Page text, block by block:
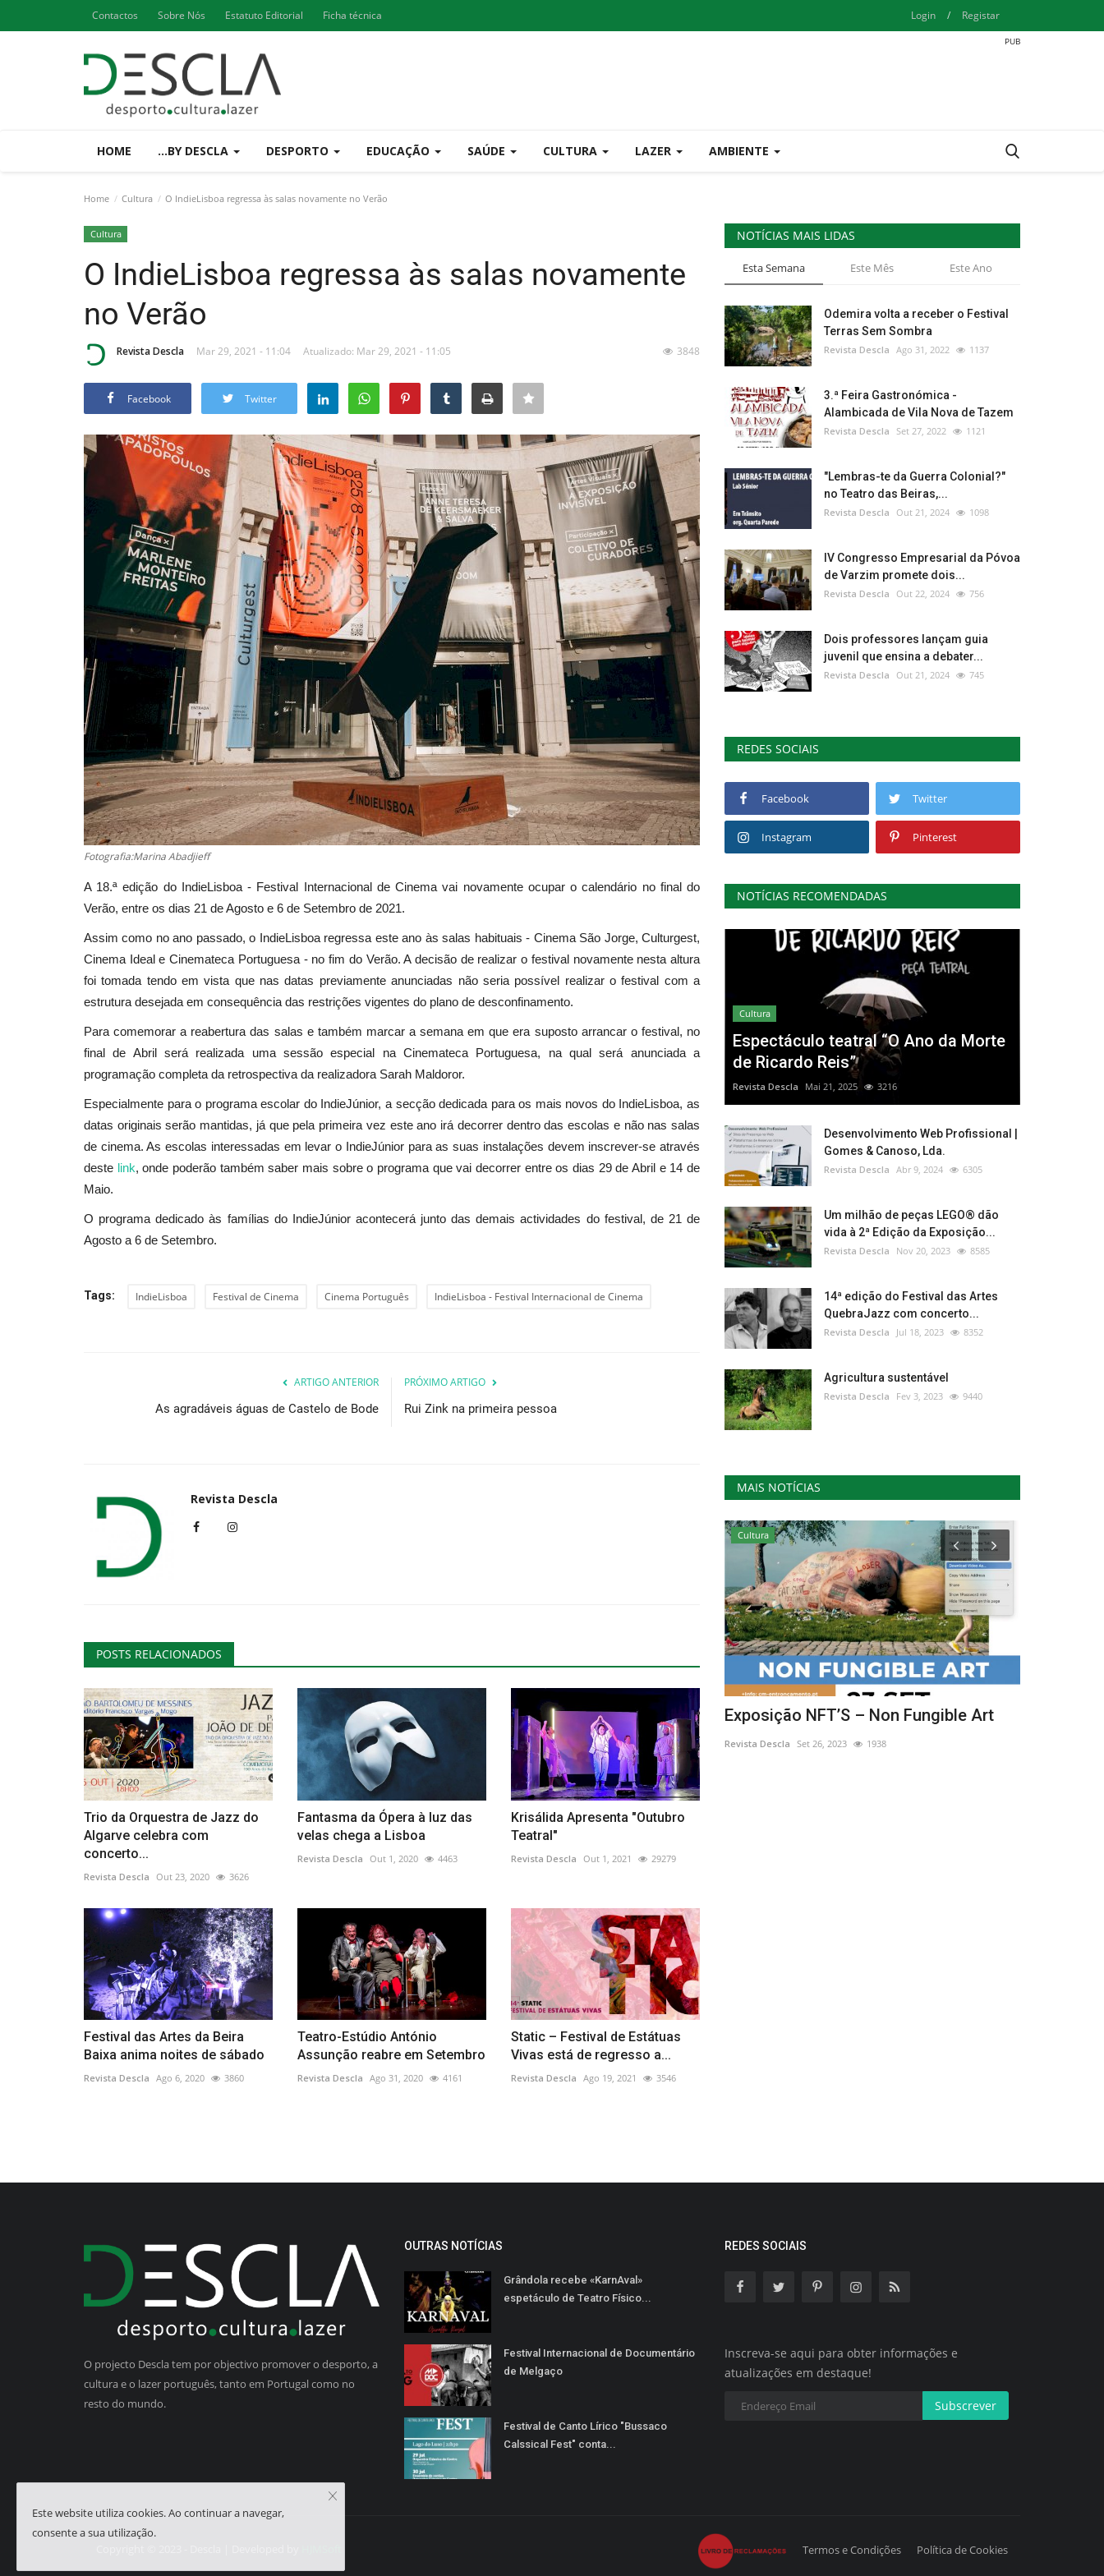
Contactos Sobre Nós Estatuto Editorial Ficha técnica Login / Registar
HOME ...BY DESCLA DESPORTO EDUCAÇÃO SAÚDE CULTURA LAZER AMBIENTE
Home Cultura O IndieLisboa regressa às salas novamente no Verão
Cultura
O IndieLisboa regressa às salas novamente
no Verão
Revista Descla Mar 29, 2021 - 11:04 Atualizado: Mar 29, 2021 - 11:05 3848
Facebook Twitter
Fotografia:Marina Abadjieff
A 18.ª edição do IndieLisboa - Festival Internacional de Cinema vai novamente ocupar o calendário no final do
Verão, entre os dias 21 de Agosto e 6 de Setembro de 2021.
Assim como no ano passado, o IndieLisboa regressa este ano às salas habituais - Cinema São Jorge, Culturgest,
Cinema Ideal e Cinemateca Portuguesa - no fim do Verão. A decisão de realizar o festival novamente nesta altura
foi tomada tendo em vista que nas datas previamente anunciadas não seria possível realizar o festival com a
estrutura desejada em consequência das restrições vigentes do plano de desconfinamento.
Para comemorar a reabertura das salas e também marcar a semana em que era suposto arrancar o festival, no
final de Abril será realizada uma sessão especial na Cinemateca Portuguesa, na qual será anunciada a
programação completa da retrospectiva da realizadora Sarah Maldoror.
Especialmente para o programa escolar do IndieJúnior, a secção dedicada para os mais novos do IndieLisboa, as
datas originais serão mantidas, já que pela primeira vez este ano irá decorrer dentro das escolas e não nas salas
de cinema. As escolas interessadas em levar o IndieJúnior para as suas instalações devem inscrever-se através
deste link, onde poderão também saber mais sobre o programa que vai decorrer entre os dias 29 de Abril e 14 de
Maio.
O programa dedicado às famílias do IndieJúnior acontecerá junto das demais actividades do festival, de 21 de
Agosto a 6 de Setembro.
Tags: IndieLisboa Festival de Cinema Cinema Português IndieLisboa - Festival Internacional de Cinema
ARTIGO ANTERIOR
As agradáveis águas de Castelo de Bode
PRÓXIMO ARTIGO
Rui Zink na primeira pessoa
Revista Descla
POSTS RELACIONADOS
Trio da Orquestra de Jazz do
Algarve celebra com
concerto...
Revista Descla Out 23, 2020 3626
Fantasma da Ópera à luz das
velas chega a Lisboa
Revista Descla Out 1, 2020 4463
Krisálida Apresenta "Outubro
Teatral"
Revista Descla Out 1, 2021 29279
Festival das Artes da Beira
Baixa anima noites de sábado
Revista Descla Ago 6, 2020 3860
Teatro-Estúdio António
Assunção reabre em Setembro
Revista Descla Ago 31, 2020 4161
Static – Festival de Estátuas
Vivas está de regresso a...
Revista Descla Ago 19, 2021 3546
NOTÍCIAS MAIS LIDAS
Esta Semana Este Mês Este Ano
Odemira volta a receber o Festival
Terras Sem Sombra
Revista Descla Ago 31, 2022 1137
3.ª Feira Gastronómica -
Alambicada de Vila Nova de Tazem
Revista Descla Set 27, 2022 1121
"Lembras-te da Guerra Colonial?"
no Teatro das Beiras,...
Revista Descla Out 21, 2024 1098
IV Congresso Empresarial da Póvoa
de Varzim promete dois...
Revista Descla Out 22, 2024 756
Dois professores lançam guia
juvenil que ensina a debater...
Revista Descla Out 21, 2024 745
REDES SOCIAIS
Facebook Twitter
Instagram Pinterest
NOTÍCIAS RECOMENDADAS
Cultura
Espectáculo teatral “O Ano da Morte
de Ricardo Reis”
Revista Descla Mai 21, 2025 3216
Desenvolvimento Web Profissional |
Gomes & Canoso, Lda.
Revista Descla Abr 9, 2024 6305
Um milhão de peças LEGO® dão
vida à 2ª Edição da Exposição...
Revista Descla Nov 20, 2023 8585
14ª edição do Festival das Artes
QuebraJazz com concerto...
Revista Descla Jul 18, 2023 8352
Agricultura sustentável
Revista Descla Fev 3, 2023 9440
MAIS NOTÍCIAS
Cultura
Grândola recebe Encontro da Canção
de Protesto dedicado...
Revista Descla Ago 21, 2020
Carnaval brasileiro vai invadir as ruas
da Baixa nos dias...
Revista Descla Fev 17, 2023 2404
Cultura
Exposição NFT’S – Non Fungible Art
Revista Descla Set 26, 2023 1938
O projecto Descla tem por objectivo promover o desporto, a
cultura e o lazer português, tanto em Portugal como no
resto do mundo.
OUTRAS NOTÍCIAS
Grândola recebe «KarnAval»
espetáculo de Teatro Físico...
Festival Internacional de Documentário
de Melgaço
Festival de Canto Lírico "Bussaco
Calssical Fest" conta...
REDES SOCIAIS
Inscreva-se aqui para obter informações e
atualizações em destaque!
Subscrever
Termos e Condições Política de Cookies
Este website utiliza cookies. Ao continuar a navegar,
consente a sua utilização.